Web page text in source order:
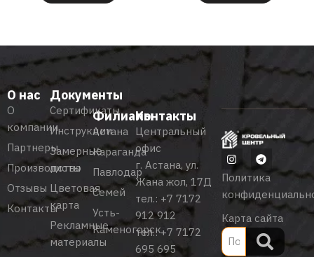
О нас
О
компании
Партнеры
Производство
Отзывы
Контакты
Документы
Сертификаты
Инструкции
Замерные
листы
Цветовая
карта
Рекламные
материалы
Филиалы
Астана
Караганда
Павлодар
Семей
Усть-
Каменогорск
Контакты
Центральный
офис
г. Астана, ул.
Жана жол, 17Д
тел.: +7 7172
912 912
тел.:+7 7172
695 695
Политика
Карта сайта